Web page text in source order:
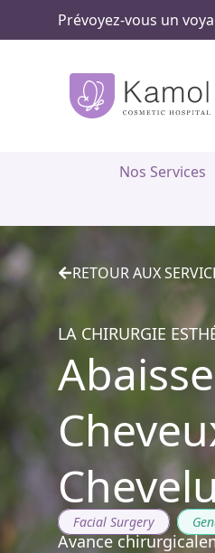
Prévoyez-vous un
Nos Services
RETOUR AUX
LA CHIRURGIE
Facial Surgery
Avance